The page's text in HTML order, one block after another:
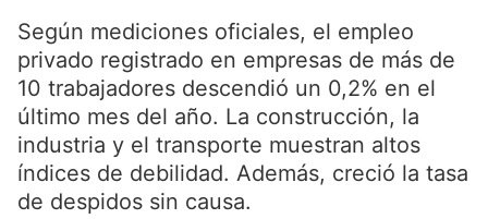
Según mediciones oficiales, el empleo
privado registrado en empresas de más de
10 trabajadores descendió un 0,2% en el
último mes del año. La construcción, la
industria y el transporte muestran altos
índices de debilidad. Además, creció la tasa
de despidos sin causa.